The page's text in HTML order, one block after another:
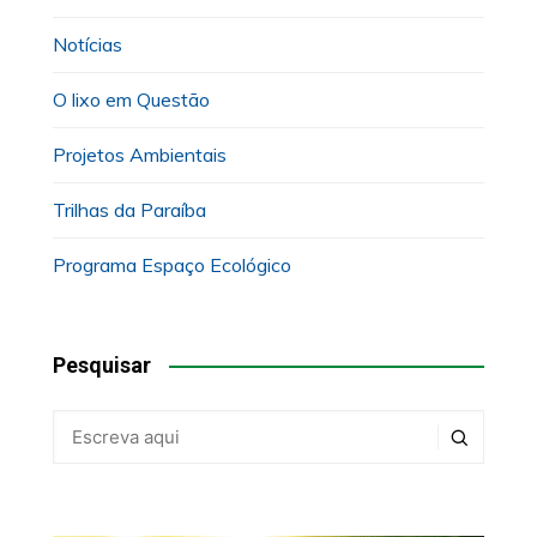
Notícias
O lixo em Questão
Projetos Ambientais
Trilhas da Paraíba
Programa Espaço Ecológico
Pesquisar